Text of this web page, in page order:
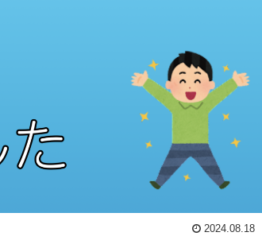
2024.08.18